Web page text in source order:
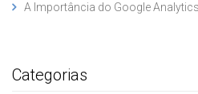
A Importância do Google
Categorias